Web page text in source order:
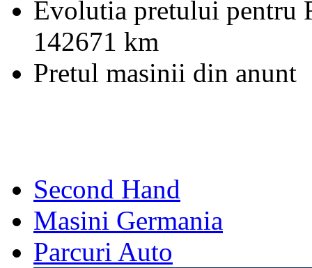
Evolutia pretului pentru
142671 km
Pretul masinii din anunt
Second Hand
Masini Germania
Parcuri Auto